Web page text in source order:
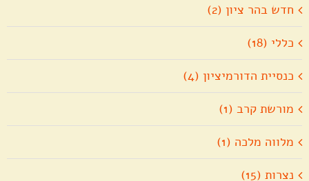
חדש בהר ציון (2)
כללי (18)
כנסיית הדורמיציון (4)
מורשת קרב (1)
מלווה מלכה (1)
נצרות (15)